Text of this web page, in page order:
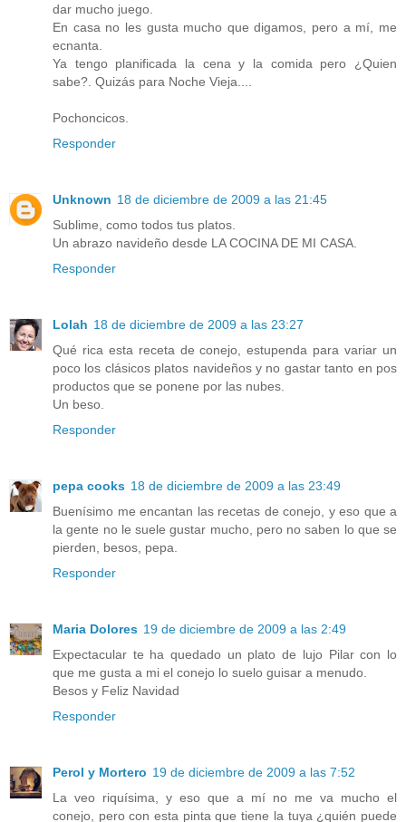
dar mucho juego.
En casa no les gusta mucho que digamos, pero a mí, me
ecnanta.
Ya tengo planificada la cena y la comida pero ¿Quien
sabe?. Quizás para Noche Vieja....
Pochoncicos.
Responder
Unknown 18 de diciembre de 2009 a las 21:45
Sublime, como todos tus platos.
Un abrazo navideño desde LA COCINA DE MI CASA.
Responder
Lolah 18 de diciembre de 2009 a las 23:27
Qué rica esta receta de conejo, estupenda para variar un
poco los clásicos platos navideños y no gastar tanto en pos
productos que se ponene por las nubes.
Un beso.
Responder
pepa cooks 18 de diciembre de 2009 a las 23:49
Buenísimo me encantan las recetas de conejo, y eso que a
la gente no le suele gustar mucho, pero no saben lo que se
pierden, besos, pepa.
Responder
Maria Dolores 19 de diciembre de 2009 a las 2:49
Expectacular te ha quedado un plato de lujo Pilar con lo
que me gusta a mi el conejo lo suelo guisar a menudo.
Besos y Feliz Navidad
Responder
Perol y Mortero 19 de diciembre de 2009 a las 7:52
La veo riquísima, y eso que a mí no me va mucho el
conejo, pero con esta pinta que tiene la tuya ¿quién puede